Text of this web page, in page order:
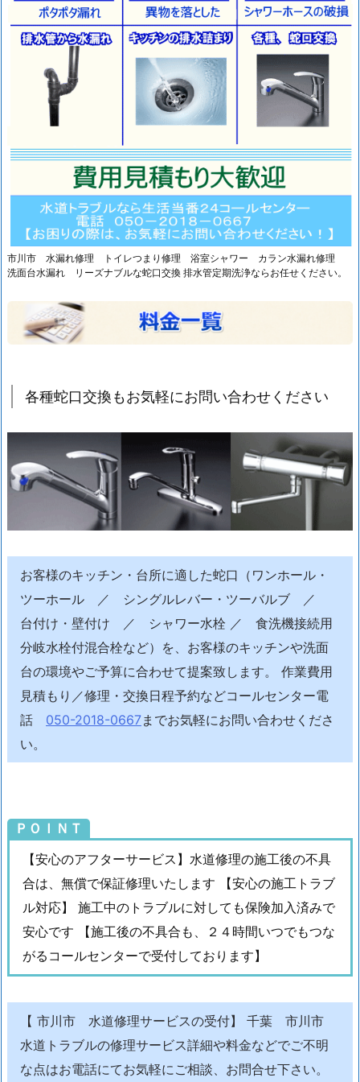
ら
れ
い
～
水
道
理
参
考
情
報
3.
千
川
ッ
チ
水
施
工
事
例
1.
千
川
市
キ
ッ
チ
ン
水
ラ
ル
施
市川市 水漏れ修理 トイレつまり修理 浴室シャワー カラン水漏れ修理
洗面台水漏れ リーズナブルな蛇口交換 排水管定期洗浄ならお任せください。
各種蛇口交換もお気軽にお問い合わせください
お客様のキッチン・台所に適した蛇口（ワンホール・
ツーホール ／ シングルレバー・ツーバルブ ／
台付け・壁付け ／ シャワー水栓 ／ 食洗機接続用
分岐水栓付混合栓など）を、お客様のキッチンや洗面
台の環境やご予算に合わせて提案致します。 作業費用
見積もり／修理・交換日程予約などコールセンター電
話 050-2018-0667までお気軽にお問い合わせくださ
い。
ＰＯＩＮＴ
【安心のアフターサービス】水道修理の施工後の不具
合は、無償で保証修理いたします 【安心の施工トラブ
ル対応】 施工中のトラブルに対しても保険加入済みで
安心です 【施工後の不具合も、２４時間いつでもつな
がるコールセンターで受付しております】
【 市川市 水道修理サービスの受付】 千葉 市川市
水道トラブルの修理サービス詳細や料金などでご不明
な点はお電話にてお気軽にご相談、お問合せ下さい。